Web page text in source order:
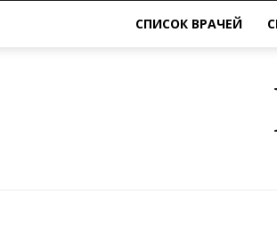
СПИСОК ВРАЧЕЙ